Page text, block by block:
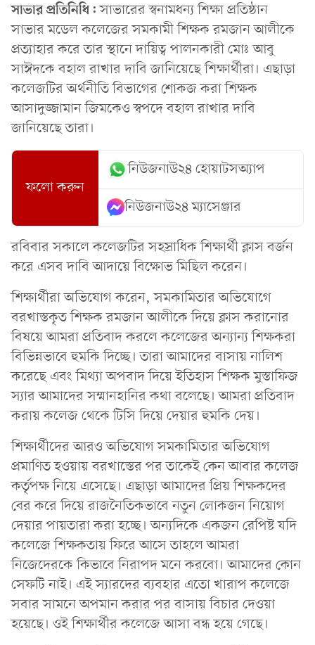
সাভার প্রতিনিধি:সাভারের স্বনামধন্য শিক্ষা প্রতিষ্ঠান
সাভার মডেল কলেজের সমকামী শিক্ষক রমজান আলীকে
প্রত্যাহার করে তার স্থানে দায়িত্ব পালনকারী মোঃ আবু
সাঈদকে বহাল রাখার দাবি জানিয়েছে শিক্ষার্থীরা। এছাড়া
কলেজটির অর্থনীতি বিভাগের শোকজ করা শিক্ষক
আসাদুজ্জামান জিমকেও স্বপদে বহাল রাখার দাবি
জানিয়েছে তারা।
ফলো করুন
নিউজনাউ২৪ হোয়াটসঅ্যাপ
নিউজনাউ২৪ ম্যাসেঞ্জার
রবিবার সকালে কলেজটির সহস্রাধিক শিক্ষার্থী ক্লাস বর্জন
করে এসব দাবি আদায়ে বিক্ষোভ মিছিল করেন।
শিক্ষার্থীরা অভিযোগ করেন, সমকামিতার অভিযোগে
বরখাস্তকৃত শিক্ষক রমজান আলীকে দিয়ে ক্লাস করানোর
বিষয়ে আমরা প্রতিবাদ করলে কলেজের অন্যান্য শিক্ষকরা
বিভিন্নভাবে হুমকি দিচ্ছে। তারা আমাদের বাসায় নালিশ
করেছে এবং মিথ্যা অপবাদ দিয়ে ইতিহাস শিক্ষক মুস্তাফিজ
স্যার আমাদের সম্মানহানির কথা বলেছে। আমরা প্রতিবাদ
করায় কলেজ থেকে টিসি দিয়ে দেয়ার হুমকি দেয়।
শিক্ষার্থীদের আরও অভিযোগ সমকামিতার অভিযোগ
প্রমাণিত হওয়ায় বরখাস্তের পর তাকেই কেন আবার কলেজ
কর্তৃপক্ষ নিয়ে এসেছে। এছাড়া আমাদের প্রিয় শিক্ষকদের
বের করে দিয়ে রাজনৈতিকভাবে নতুন লোকজন নিয়োগ
দেয়ার পায়তারা করা হচ্ছে। অন্যদিকে একজন রেপিষ্ট যদি
কলেজে শিক্ষকতায় ফিরে আসে তাহলে আমরা
নিজেদেরকে কিভাবে নিরাপদ মনে করবো। আমাদের কোন
সেফটি নাই। এই স্যারদের ব্যবহার এতো খারাপ কলেজে
সবার সামনে অপমান করার পর বাসায় বিচার দেওয়া
হয়েছে। ওই শিক্ষার্থীর কলেজে আসা বন্ধ হয়ে গেছে।